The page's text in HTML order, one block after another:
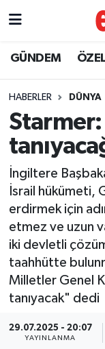
GÜNDEM
HABERLER DÜNYA
İngiltere
İsrail hükümeti,
erdirmek için
etmez ve uzun
iki devletli
taahhütte
Milletler Genel
tanıyacak" dedi
29.07.2025 - 20:07
YAYINLANMA
ÖZEL HABER
YEREL
EKONOMİ
KÜLTÜR -
SPOR
SİYASET
SAĞLIK
DÜNYA
Nöbetçi
Trafik
Süper Lig
Tüm
Son Dakika
Haber Arşivi